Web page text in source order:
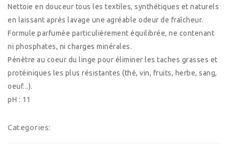
Nettoie en douceur tous les textiles, synthétiques et naturels
en laissant après lavage une agréable odeur de fraîcheur.
Formule parfumée particulièrement équilibrée, ne contenant
ni phosphates, ni charges minérales.
Pénètre au coeur du linge pour éliminer les taches grasses et
protéiniques les plus résistantes (thé, vin, fruits, herbe, sang,
oeuf...).
pH : 11
Categories: